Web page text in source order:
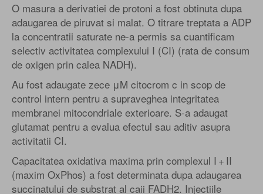
O masura a derivatiei de protoni a fost obtinuta dupa
adaugarea de piruvat si malat. O titrare treptata a ADP
la concentratii saturate ne-a permis sa cuantificam
selectiv activitatea complexului I (CI) (rata de consum
de oxigen prin calea NADH).
Au fost adaugate zece μM citocrom c in scop de
control intern pentru a supraveghea integritatea
membranei mitocondriale exterioare. S-a adaugat
glutamat pentru a evalua efectul sau aditiv asupra
activitatii CI.
Capacitatea oxidativa maxima prin complexul I + II
(maxim OxPhos) a fost determinata dupa adaugarea
succinatului de substrat al caii FADH2. Injectiile